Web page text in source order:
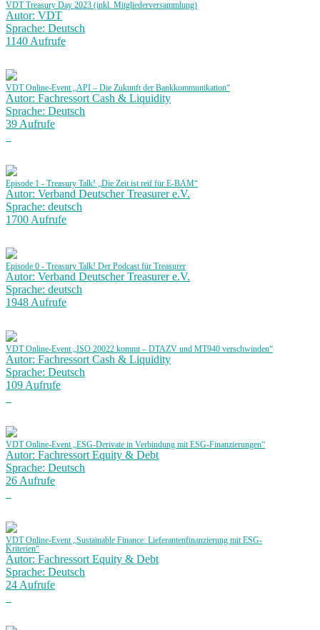
VDT Treasury Day 2023 (inkl. Mitgliederversammlung)
Autor: VDT
Sprache: Deutsch
1140 Aufrufe
VDT Online-Event „API – Die Zukunft der Bankkommunikation“
Autor: Fachressort Cash & Liquidity
Sprache: Deutsch
39 Aufrufe
Episode 1 - Treasury Talk! „Die Zeit ist reif für E-BAM“
Autor: Verband Deutscher Treasurer e.V.
Sprache: deutsch
1700 Aufrufe
Episode 0 - Treasury Talk! Der Podcast für Treasurer
Autor: Verband Deutscher Treasurer e.V.
Sprache: deutsch
1948 Aufrufe
VDT Online-Event „ISO 20022 kommt – DTAZV und MT940 verschwinden“
Autor: Fachressort Cash & Liquidity
Sprache: Deutsch
109 Aufrufe
VDT Online-Event „ESG-Derivate in Verbindung mit ESG-Finanzierungen“
Autor: Fachressort Equity & Debt
Sprache: Deutsch
26 Aufrufe
VDT Online-Event „Sustainable Finance: Lieferantenfinanzierung mit ESG-
Kriterien“
Autor: Fachressort Equity & Debt
Sprache: Deutsch
24 Aufrufe